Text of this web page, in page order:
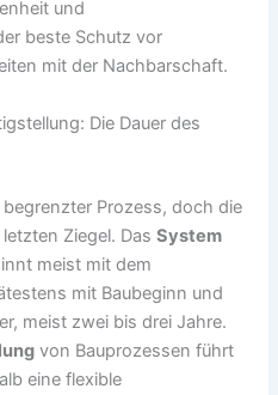
und
beste Schutz vor
mit der Nachbarschaft.
Die Dauer des
Prozess, doch die
Ziegel. DasSystem
meist mit dem
mit Baubeginn und
meist zwei bis drei Jahre.
von Bauprozessen führt
eine flexible